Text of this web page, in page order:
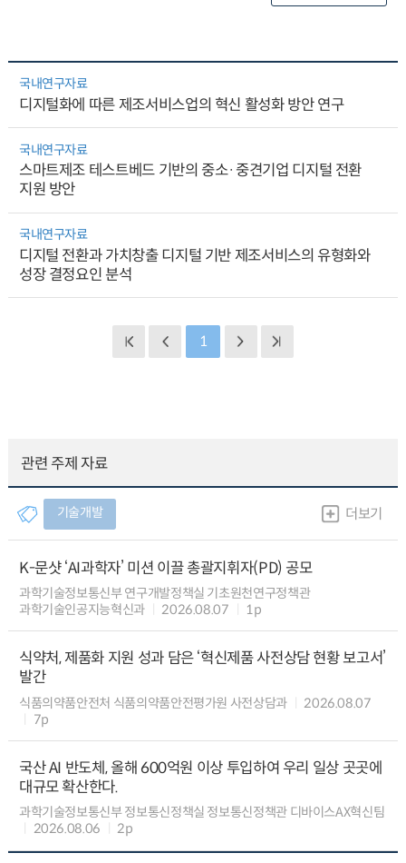
국내연구자료
디지털화에 따른 제조서비스업의 혁신 활성화 방안 연구
국내연구자료
스마트제조 테스트베드 기반의 중소·중견기업 디지털 전환
지원 방안
국내연구자료
디지털 전환과 가치창출 디지털 기반 제조서비스의 유형화와
성장 결정요인 분석
1
관련 주제 자료
기술개발 더보기
K-문샷 ‘AI과학자’ 미션 이끌 총괄지휘자(PD) 공모
과학기술정보통신부 연구개발정책실 기초원천연구정책관
과학기술인공지능혁신과
2026.08.07 1p
식약처, 제품화 지원 성과 담은 ‘혁신제품 사전상담 현황 보고서’
발간
식품의약품안전처 식품의약품안전평가원 사전상담과
2026.08.07
7p
국산 AI 반도체, 올해 600억원 이상 투입하여 우리 일상 곳곳에
대규모 확산한다.
과학기술정보통신부 정보통신정책실 정보통신정책관 디바이스AX혁신팀
2026.08.06
2p